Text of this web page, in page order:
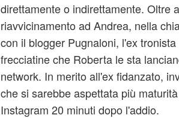
direttamente o indirettamente. Oltre
riavvicinamento ad Andrea, nella
con il blogger Pugnaloni, l'ex
frecciatine che Roberta le sta
network. In merito all'ex fidanzato,
che si sarebbe aspettata più
Instagram 20 minuti dopo l'addio.